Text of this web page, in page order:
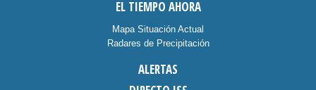
EL TIEMPO AHORA
Mapa Situación Actual
Radares de Precipitación
ALERTAS